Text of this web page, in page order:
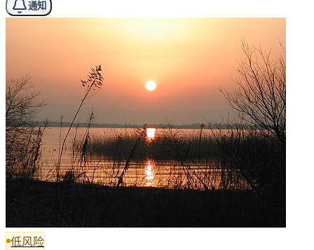
通知
低风险